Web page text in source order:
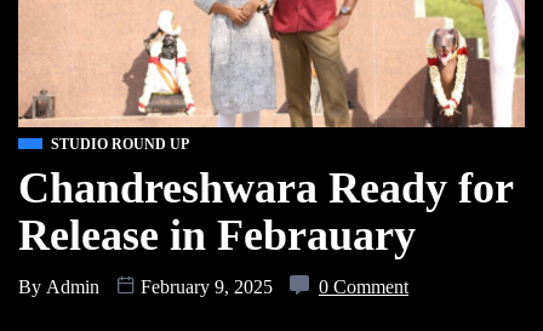
STUDIO ROUND UP
Chandreshwara Ready for
Release in Febrauary
By Admin February 9, 2025 0 Comment